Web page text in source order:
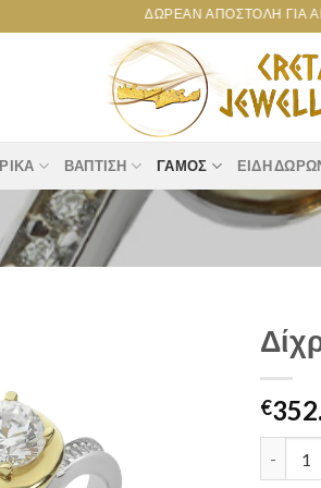
ΔΩΡΕΆΝ ΑΠΟΣΤΟΛΉ ΓΙΑ
ΒΆΠΤΙΣΗ ΓΆΜΟΣ ΕΊΔΗ
€